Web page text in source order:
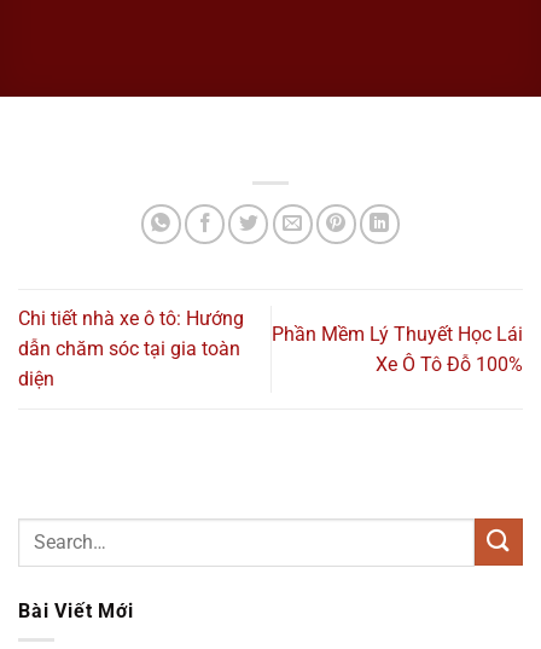
Chi tiết nhà xe ô tô: Hướng
dẫn chăm sóc tại gia toàn
diện
Phần Mềm Lý Thuyết Học Lái
Xe Ô Tô Đỗ 100%
Bài Viết Mới